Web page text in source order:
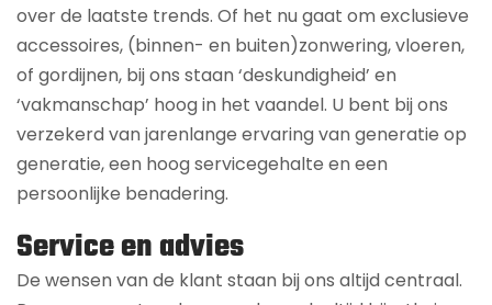
over de laatste trends. Of het nu gaat om exclusieve
accessoires, (binnen- en buiten)zonwering, vloeren,
of gordijnen, bij ons staan ‘deskundigheid’ en
‘vakmanschap’ hoog in het vaandel. U bent bij ons
verzekerd van jarenlange ervaring van generatie op
generatie, een hoog servicegehalte en een
persoonlijke benadering.
Service en advies
De wensen van de klant staan bij ons altijd centraal.